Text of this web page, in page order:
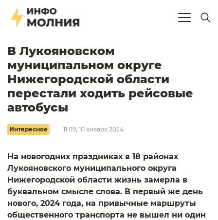
В Лукояновском
муниципальном округе
Нижегородской области
перестали ходить рейсовые
автобусы
Интересное 11:09, 10 января 2024
На новогодних праздниках в 18 районах
Лукояновского муниципального округа
Нижегородской области жизнь замерла в
буквальном смысле слова. В первый же день
нового, 2024 года, на привычные маршруты
общественного транспорта не вышел ни один